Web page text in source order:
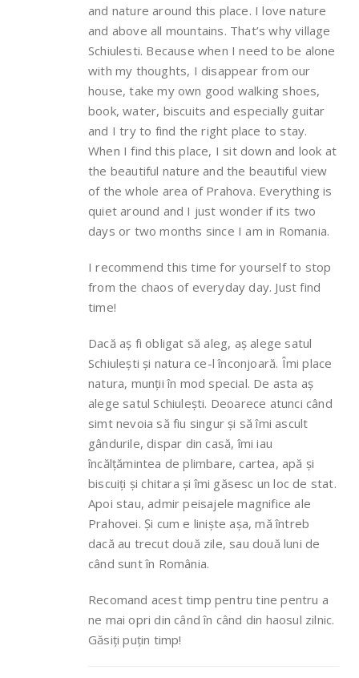
and nature around this place. I love nature
and above all mountains. That’s why village
Schiulesti. Because when I need to be alone
with my thoughts, I disappear from our
house, take my own good walking shoes,
book, water, biscuits and especially guitar
and I try to find the right place to stay.
When I find this place, I sit down and look at
the beautiful nature and the beautiful view
of the whole area of Prahova. Everything is
quiet around and I just wonder if its two
days or two months since I am in Romania.
I recommend this time for yourself to stop
from the chaos of everyday day. Just find
time!
Dacă aș fi obligat să aleg, aș alege satul
Schiulești și natura ce-l înconjoară. Îmi place
natura, munții în mod special. De asta aș
alege satul Schiulești. Deoarece atunci când
simt nevoia să fiu singur și să îmi ascult
gândurile, dispar din casă, îmi iau
încălțămintea de plimbare, cartea, apă și
biscuiți și chitara și îmi găsesc un loc de stat.
Apoi stau, admir peisajele magnifice ale
Prahovei. Și cum e liniște așa, mă întreb
dacă au trecut două zile, sau două luni de
când sunt în România.
Recomand acest timp pentru tine pentru a
ne mai opri din când în când din haosul zilnic.
Găsiți puțin timp!